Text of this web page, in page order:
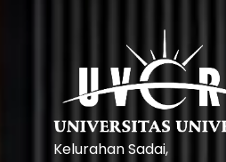
Kelurahan Sadai,